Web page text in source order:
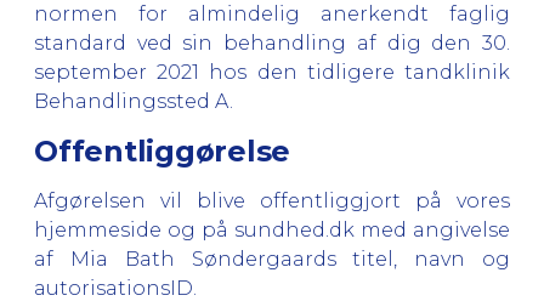
normen for almindelig anerkendt faglig
standard ved sin behandling af dig den 30.
september 2021 hos den tidligere tandklinik
Behandlingssted A.
Offentliggørelse
Afgørelsen vil blive offentliggjort på vores
hjemmeside og på sundhed.dk med angivelse
af Mia Bath Søndergaards titel, navn og
autorisationsID.